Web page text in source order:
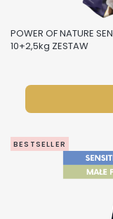
POWER OF NATURE
10+2,5kg ZESTAW
BESTSELLER